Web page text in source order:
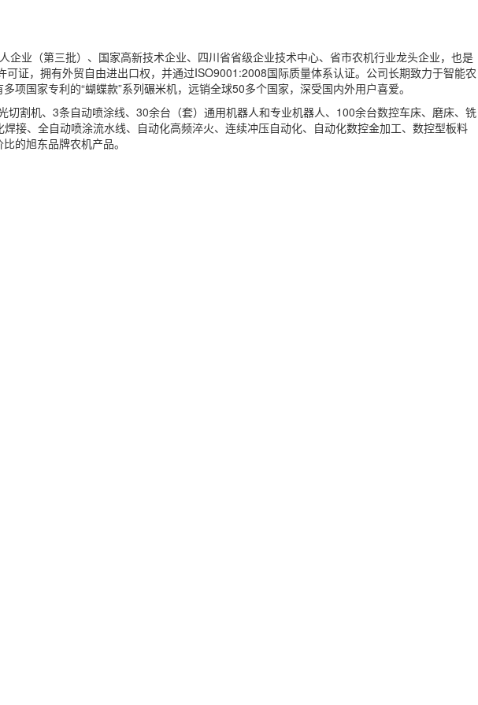
业（第三批）、国家高新技术企业、四川省省级企业技术中心、省市农机行业龙头企业，也是
证，拥有外贸自由进出口权，并通过ISO9001:2008国际质量体系认证。公司长期致力于智能农
国家专利的“蝴蝶款”系列碾米机，远销全球50多个国家，深受国内外用户喜爱。
割机、3条自动喷涂线、30余台（套）通用机器人和专业机器人、100余台数控车床、磨床、铣
接、全自动喷涂流水线、自动化高频淬火、连续冲压自动化、自动化数控金加工、数控型板料
的旭东品牌农机产品。